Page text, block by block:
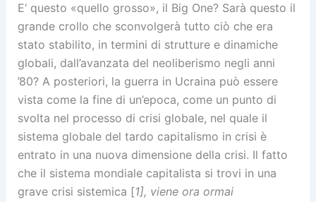
E‘ questo «quello grosso», il Big One? Sarà questo il
grande crollo che sconvolgerà tutto ciò che era
stato stabilito, in termini di strutture e dinamiche
globali, dall’avanzata del neoliberismo negli anni
’80? A posteriori, la guerra in Ucraina può essere
vista come la fine di un’epoca, come un punto di
svolta nel processo di crisi globale, nel quale il
sistema globale del tardo capitalismo in crisi è
entrato in una nuova dimensione della crisi. Il fatto
che il sistema mondiale capitalista si trovi in una
grave crisi sistemica [1], viene ora ormai